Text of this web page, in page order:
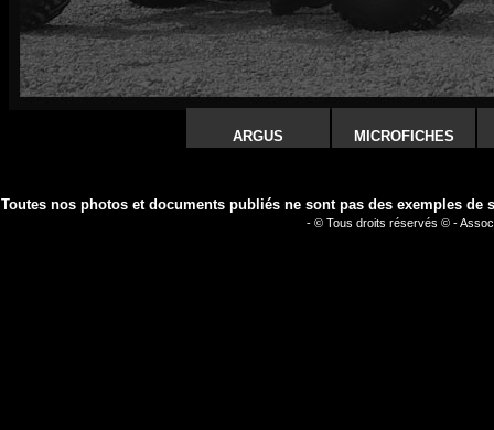
ARGUS MICROFICHES
Toutes nos photos et documents publiés ne sont pas des exemples
- © Tous droits réservés © -